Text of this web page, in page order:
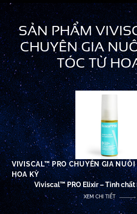
SẢN PHẨM
CHUYÊN GIA
TÓC TỪ
VIVISCAL™ PRO CHUYÊN GIA
HOA KỲ
Viviscal™ PRO Elixir – Tinh
XEM CHI TIẾT